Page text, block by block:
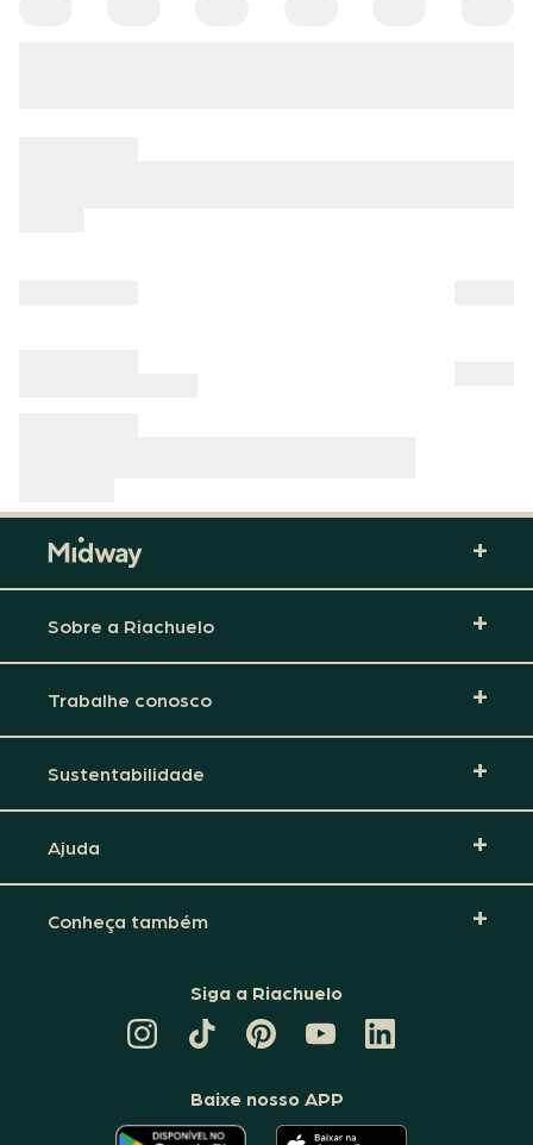
Sobre a Riachuelo
Trabalhe conosco
Sustentabilidade
Ajuda
Conheça também
Siga a Riachuelo
TIKTOK
DA
PINTEREST
DA
CANAL
DA
RIACHUELO
LINKEDIN
DA
Baixe nosso APP
O O